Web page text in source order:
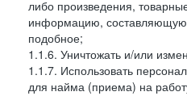
либо произведения,
информацию, составляющую
подобное;
1.1.6. Уничтожать и/или
1.1.7. Использовать
для найма (приема) на